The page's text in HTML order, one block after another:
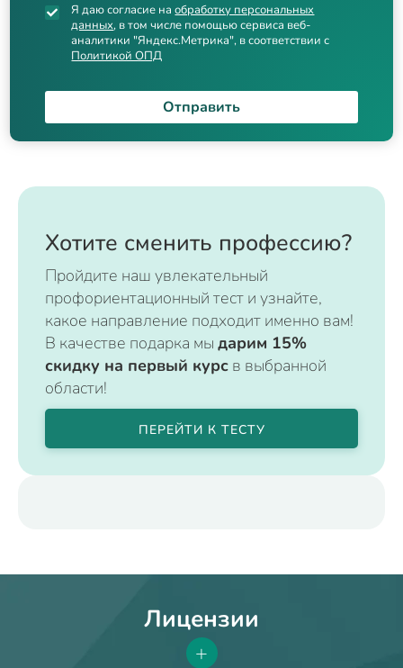
Я даю согласие наобработку персональных
данных, в том числе помощью сервиса веб-
аналитики "Яндекс.Метрика", в соответствии с
Политикой ОПД
Отправить
Хотите сменить профессию?
Пройдите наш увлекательный
профориентационный тест и узнайте,
какое направление подходит именно вам!
В качестве подарка мы дарим 15%
скидку на первый курс в выбранной
области!
ПЕРЕЙТИ К ТЕСТУ
Лицензии
+